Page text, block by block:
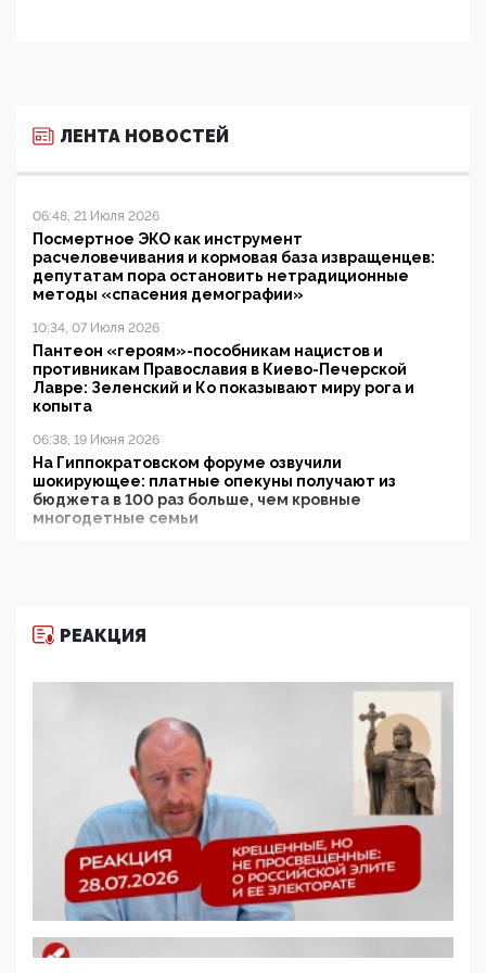
ЛЕНТА НОВОСТЕЙ
06:48, 21 Июля 2026
Посмертное ЭКО как инструмент
расчеловечивания и кормовая база извращенцев:
депутатам пора остановить нетрадиционные
методы «спасения демографии»
10:34, 07 Июля 2026
Пантеон «героям»-пособникам нацистов и
противникам Православия в Киево-Печерской
Лавре: Зеленский и Ко показывают миру рога и
копыта
06:38, 19 Июня 2026
На Гиппократовском форуме озвучили
шокирующее: платные опекуны получают из
бюджета в 100 раз больше, чем кровные
многодетные семьи
11:53, 09 Июня 2026
деятельность ИИТО ЮНЕСКО в России, но
цифроглобалисты продолжают определять
повестку в образовании
09:43, 01 Июня 2026
5G за счет здоровья граждан: Минцифры намерено
отобрать у регионов и муниципалитетов право
защищать жилые дома и социальные объекты от
05:58, 26 Мая 2026
Роскомнадзор освободили от борца с
деструктивным и опасным контентом
07:39, 25 Мая 2026
РЕАКЦИЯ